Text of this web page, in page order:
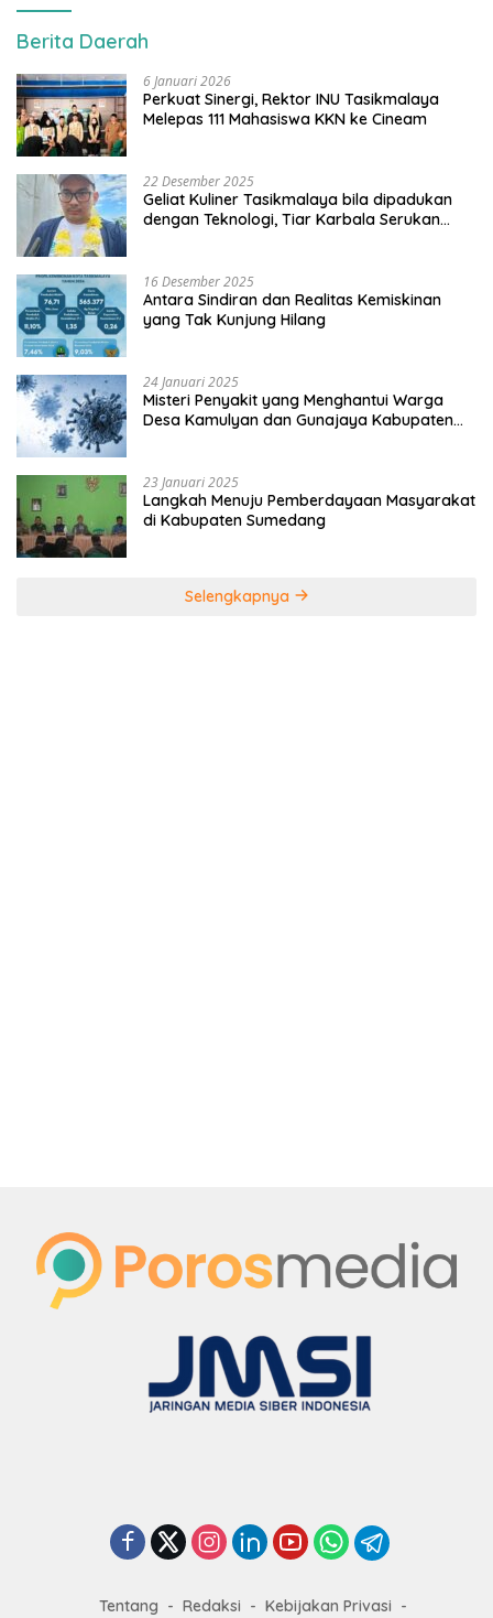
Berita Daerah
6 Januari 2026
Perkuat Sinergi, Rektor INU Tasikmalaya
Melepas 111 Mahasiswa KKN ke Cineam
22 Desember 2025
Geliat Kuliner Tasikmalaya bila dipadukan
dengan Teknologi, Tiar Karbala Serukan
16 Desember 2025
Antara Sindiran dan Realitas Kemiskinan
yang Tak Kunjung Hilang
24 Januari 2025
Misteri Penyakit yang Menghantui Warga
Desa Kamulyan dan Gunajaya Kabupaten
23 Januari 2025
Langkah Menuju Pemberdayaan Masyarakat
di Kabupaten Sumedang
Selengkapnya
Tentang Redaksi Kebijakan Privasi